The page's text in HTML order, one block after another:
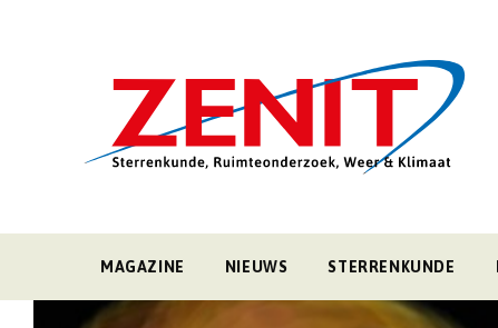
MAGAZINE NIEUWS STERRENKUNDE